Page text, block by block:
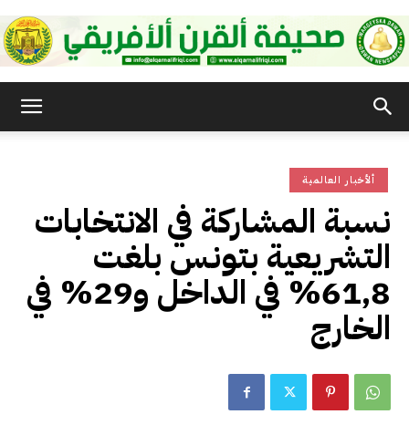
الأفريقي
ألأخبار العالمية
نسبة المشاركة في الانتخابات
التشريعية بتونس بلغت
61,8% في الداخل و29% في
الخارج